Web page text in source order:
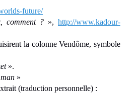
future/
comment ? », http://www.kadour-
la colonne Vendôme, symbole
».
»
(traduction personnelle) :